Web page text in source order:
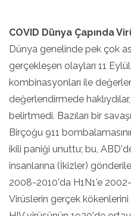
COVID Dünya Çapında
Dünya genelinde pek çok
gerçekleşen olayları 11
kombinasyonları ile
değerlendirmede
belirtmedi. Bazıları bir
Birçoğu 911
ikili paniği unuttu; bu,
insanlarına (İkizler)
2008-2010'da H1N1'e
Virüslerin gerçek